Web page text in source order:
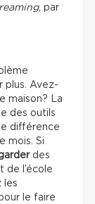
, par
plus. Avez-
maison? La
des outils
différence
mois. Si
des
de l’école
les
le faire